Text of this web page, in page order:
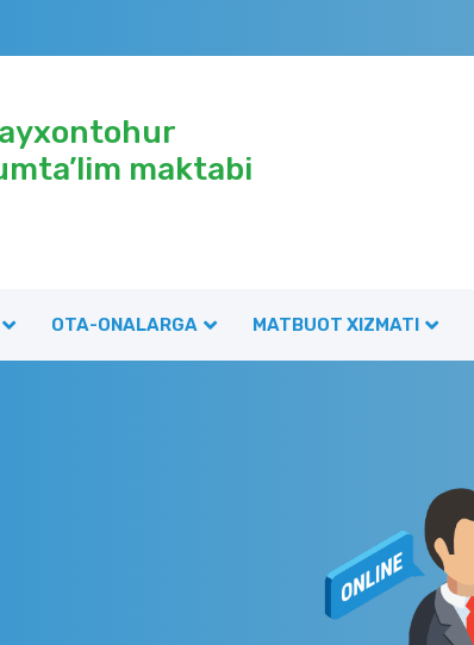
maktabi
OTA-ONALARGA MATBUOT XIZMATI